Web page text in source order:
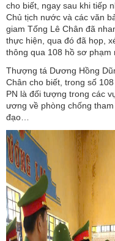
cho biết, ngay sau khi tiếp
Chủ tịch nước và các văn
giam Tống Lê Chân đã
thực hiện, qua đó đã họp,
thông qua 108 hồ sơ
Thượng tá Dương Hồng
Chân cho biết, trong số
PN là đối tượng trong các
ương về phòng chống
đạo…